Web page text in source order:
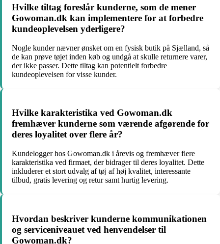
Hvilke tiltag foreslår kunderne, som de mener
Gowoman.dk kan implementere for at forbedre
kundeoplevelsen yderligere?
Nogle kunder nævner ønsket om en fysisk butik på Sjælland, så
de kan prøve tøjet inden køb og undgå at skulle returnere varer,
der ikke passer. Dette tiltag kan potentielt forbedre
kundeoplevelsen for visse kunder.
Hvilke karakteristika ved Gowoman.dk
fremhæver kunderne som værende afgørende for
deres loyalitet over flere år?
Kundelogger hos Gowoman.dk i årevis og fremhæver flere
karakteristika ved firmaet, der bidrager til deres loyalitet. Dette
inkluderer et stort udvalg af tøj af høj kvalitet, interessante
tilbud, gratis levering og retur samt hurtig levering.
Hvordan beskriver kunderne kommunikationen
og serviceniveauet ved henvendelser til
Gowoman.dk?